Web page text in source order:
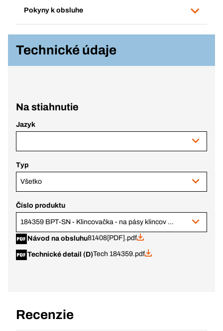
Pokyny k obsluhe
Technické údaje
Na stiahnutie
Jazyk
Typ
Všetko
Číslo produktu
184359 BPT-SN - Klincovačka - na pásy klincov P100-160-20
Návod na obsluhu81408[PDF].pdf
Technické detail (D)Tech 184359.pdf
Recenzie